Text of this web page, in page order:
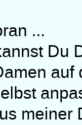
...
Du
auf
meiner